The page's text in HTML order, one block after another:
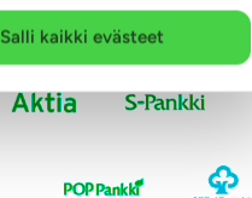
Salli kaikki evästeet